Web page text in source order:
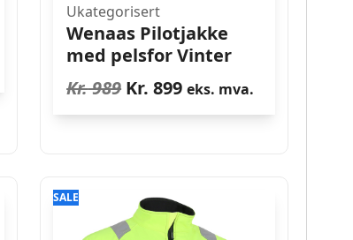
Ukategorisert
Wenaas Pilotjakke
med pelsfor Vinter
Kr.989 Opprinnelig
pris
Kr. 899Nåværende
pris
eks. mva.
SALE